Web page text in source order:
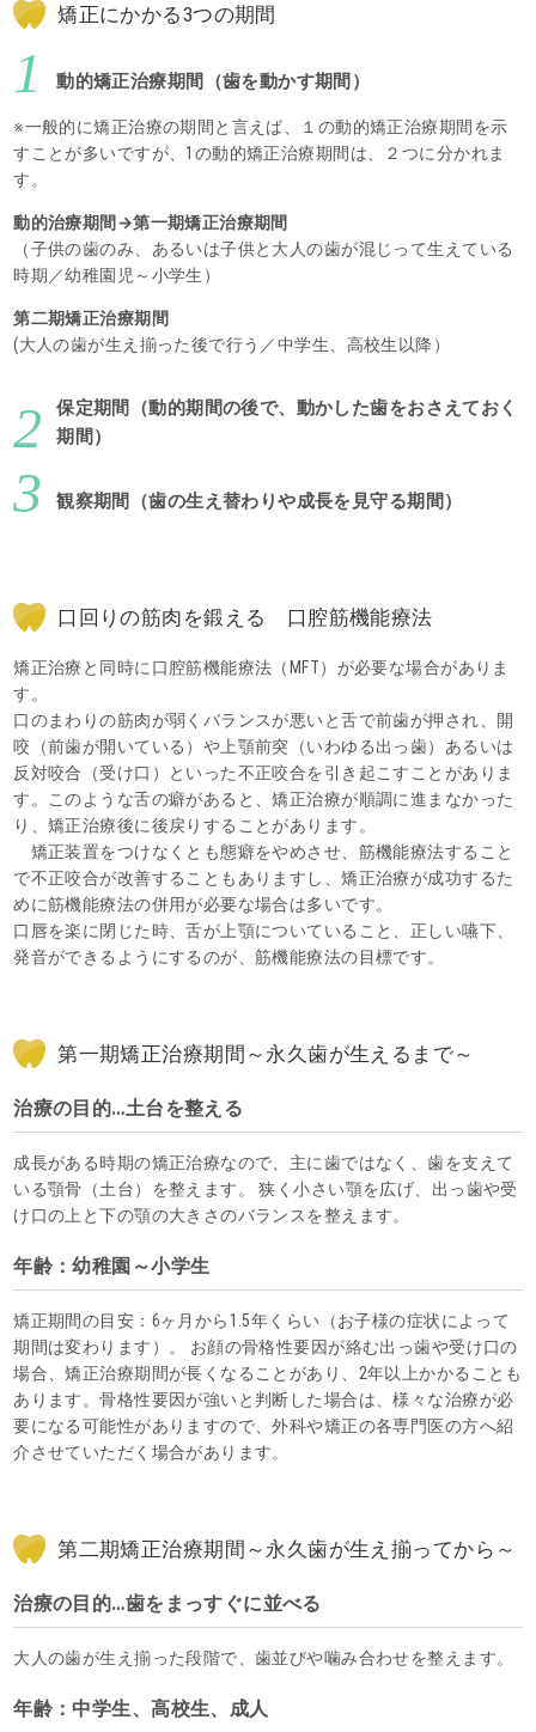
矯正にかかる3つの期間
1 動的矯正治療期間（歯を動かす期間）
※一般的に矯正治療の期間と言えば、１の動的矯正治療期間を示
すことが多いですが、1の動的矯正治療期間は、２つに分かれま
す。
動的治療期間→第一期矯正治療期間
（子供の歯のみ、あるいは子供と大人の歯が混じって生えている
時期／幼稚園児～小学生）
第二期矯正治療期間
(大人の歯が生え揃った後で行う／中学生、高校生以降）
2
保定期間（動的期間の後で、動かした歯をおさえておく
期間）
3 観察期間（歯の生え替わりや成長を見守る期間）
口回りの筋肉を鍛える 口腔筋機能療法
矯正治療と同時に口腔筋機能療法（MFT）が必要な場合がありま
す。
口のまわりの筋肉が弱くバランスが悪いと舌で前歯が押され、開
咬（前歯が開いている）や上顎前突（いわゆる出っ歯）あるいは
反対咬合（受け口）といった不正咬合を引き起こすことがありま
す。このような舌の癖があると、矯正治療が順調に進まなかった
り、矯正治療後に後戻りすることがあります。
矯正装置をつけなくとも態癖をやめさせ、筋機能療法すること
で不正咬合が改善することもありますし、矯正治療が成功するた
めに筋機能療法の併用が必要な場合は多いです。
口唇を楽に閉じた時、舌が上顎についていること、正しい嚥下、
発音ができるようにするのが、筋機能療法の目標です。
第一期矯正治療期間～永久歯が生えるまで～
治療の目的…土台を整える
成長がある時期の矯正治療なので、主に歯ではなく、歯を支えて
いる顎骨（土台）を整えます。 狭く小さい顎を広げ、出っ歯や受
け口の上と下の顎の大きさのバランスを整えます。
年齢：幼稚園～小学生
矯正期間の目安：6ヶ月から1.5年くらい（お子様の症状によって
期間は変わります）。 お顔の骨格性要因が絡む出っ歯や受け口の
場合、矯正治療期間が長くなることがあり、2年以上かかることも
あります。骨格性要因が強いと判断した場合は、様々な治療が必
要になる可能性がありますので、外科や矯正の各専門医の方へ紹
介させていただく場合があります。
第二期矯正治療期間～永久歯が生え揃ってから～
治療の目的…歯をまっすぐに並べる
大人の歯が生え揃った段階で、歯並びや噛み合わせを整えます。
年齢：中学生、高校生、成人